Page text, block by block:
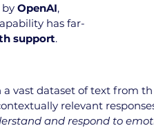
by OpenAI,
has far-
support.
vast dataset of text from th
relevant
and respond to